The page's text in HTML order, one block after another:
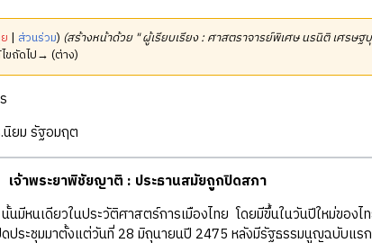
| ส่วนร่วม) (สร้างหน้าด้วย " ผู้เรียบเรียง : ศาสตราจารย์พิเศษ นรนิติ เศรษฐ
ขถัดไป→ (ต่าง)
ยม รัฐอมฤต
เจ้าพระยาพิชัยญาติ : ประธานสมัยถูกปิดสภา
นเดียวในประวัติศาสตร์การเมืองไทย โดยมีขึ้นในวันปีใหม่ของไ
ระชุมมาตั้งแต่วันที่ 28 มิถุนายนปี 2475 หลังมีรัฐธรรมนูญฉบับแร